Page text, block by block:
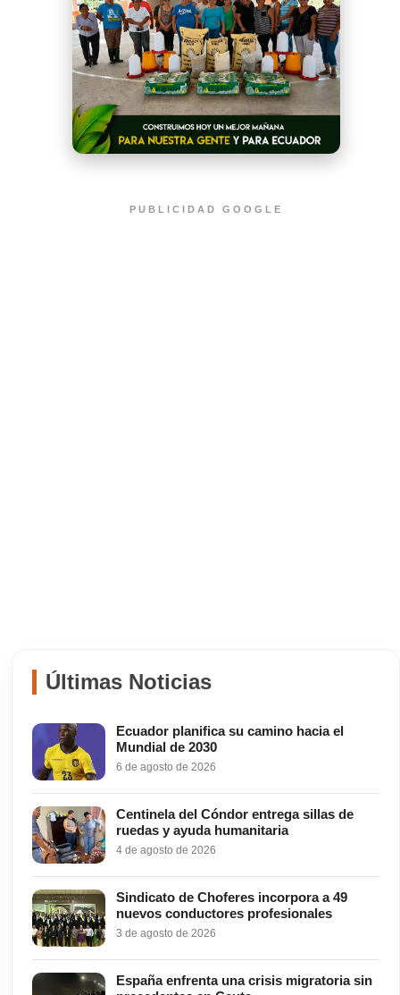
PUBLICIDAD GOOGLE
Últimas Noticias
Ecuador planifica su camino hacia el
Mundial de 2030
6 de agosto de 2026
Centinela del Cóndor entrega sillas de
ruedas y ayuda humanitaria
4 de agosto de 2026
Sindicato de Choferes incorpora a 49
nuevos conductores profesionales
3 de agosto de 2026
España enfrenta una crisis migratoria sin